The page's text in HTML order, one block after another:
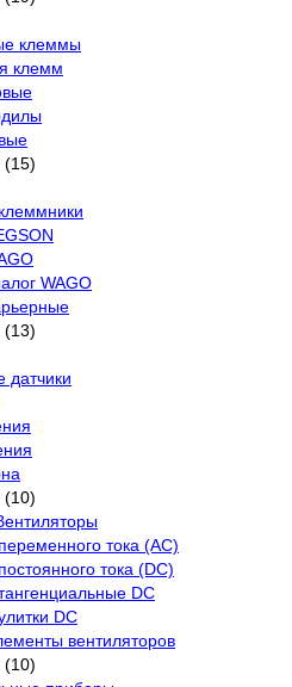
клеммы
клемм
(15)
WAGO
(13)
датчики
(10)
тока (AC)
тока (DC)
DC
DC
вентиляторов
(10)